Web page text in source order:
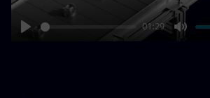
01:29